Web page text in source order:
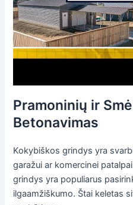
Pramoninių ir
Betonavimas
Kokybiškos grindys yra
garažui ar komercinei
grindys yra populiarus
ilgaamžiškumo. Štai keletas